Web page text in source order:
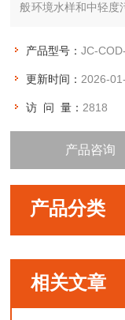
般环境水样和中轻度
化、造纸、印染、
产品型号：JC-
更新时间： 2026-
访 问 量： 2818
产品咨询
产品分类
相关文章